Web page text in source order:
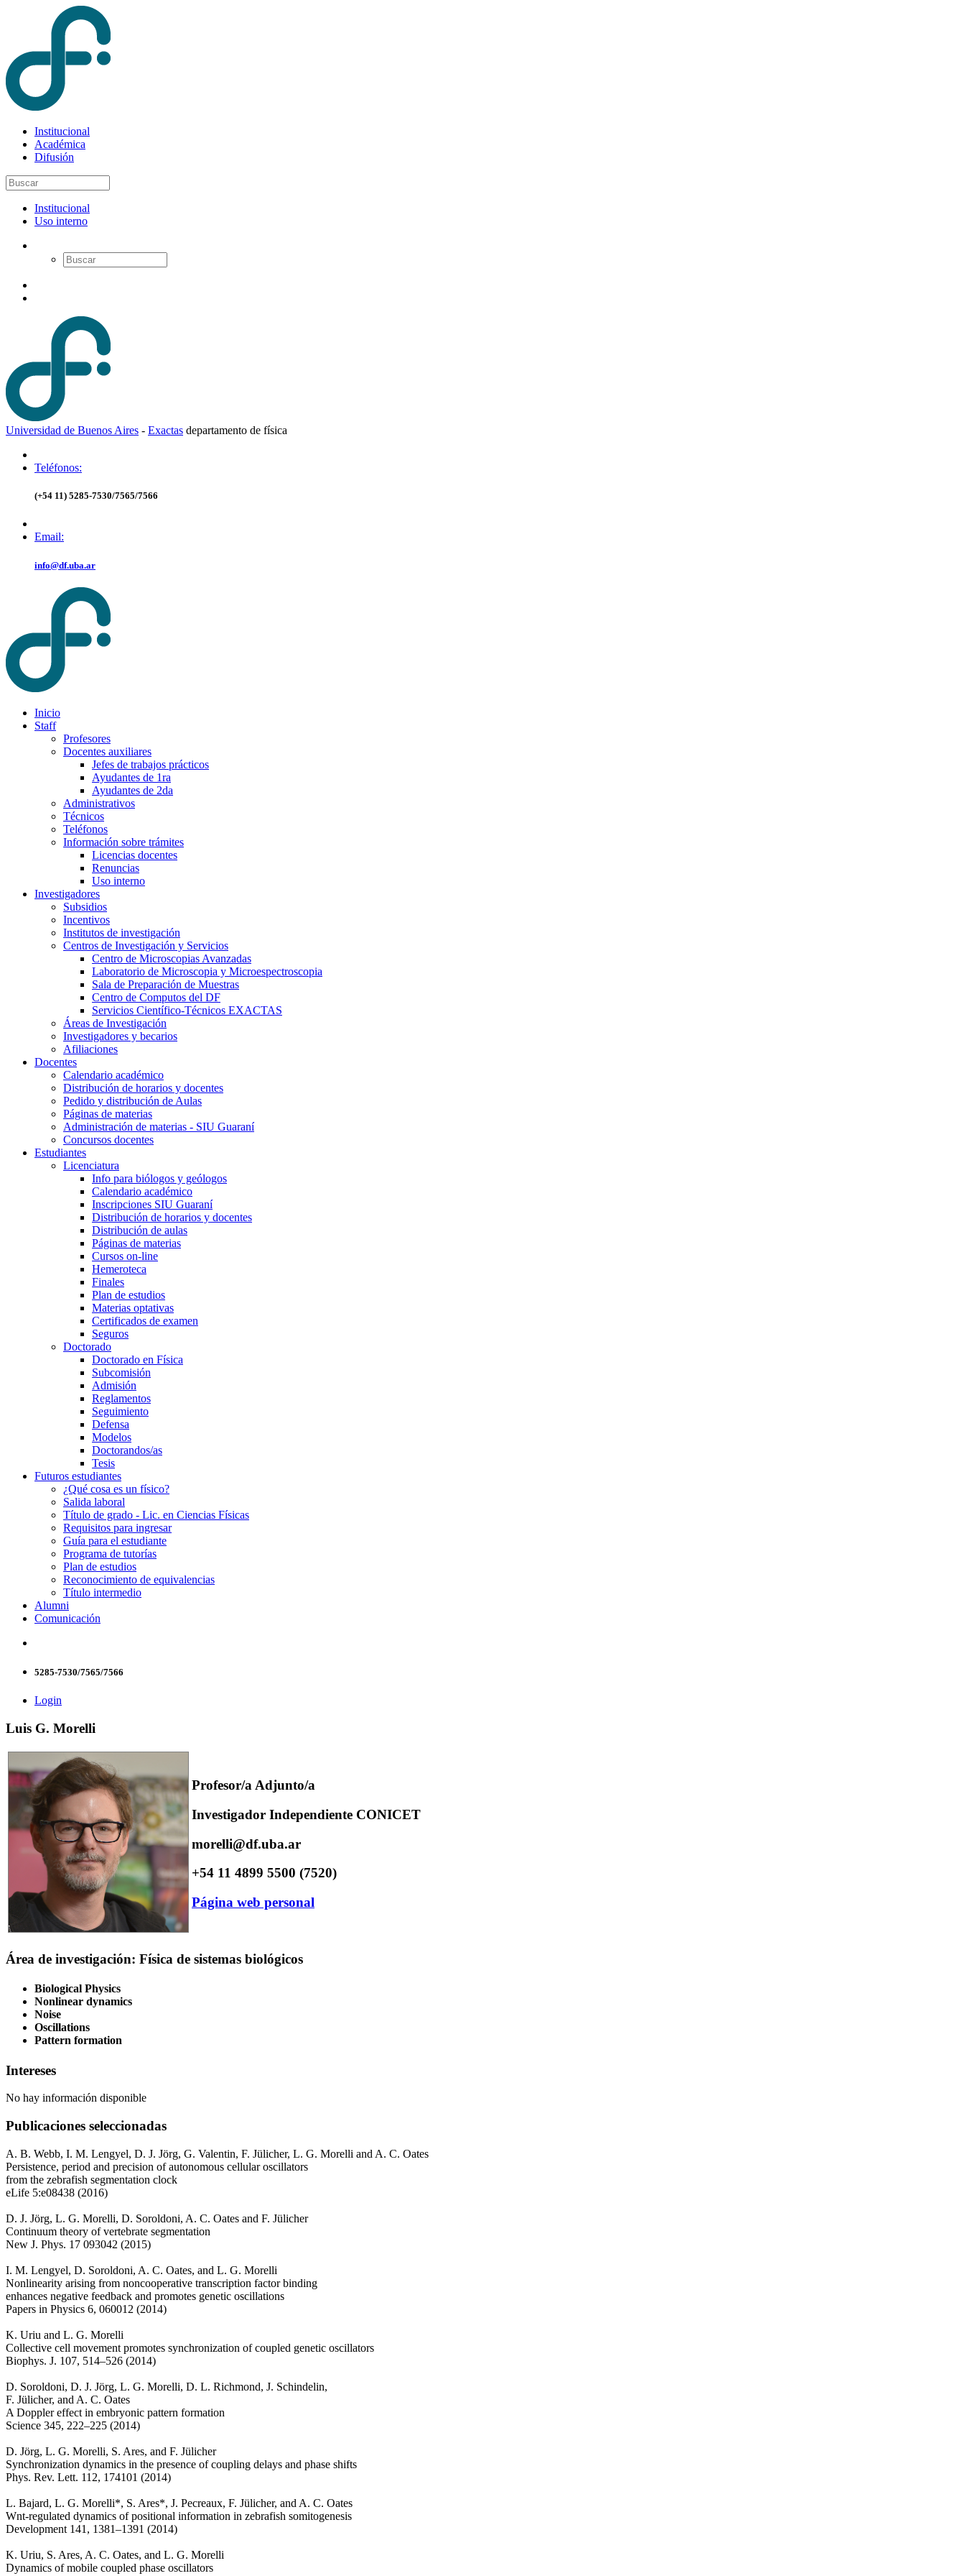
Institucional
Académica
Difusión
Institucional
Uso interno
Universidad de Buenos Aires - Exactas departamento de física
Teléfonos:
(+54 11) 5285-7530/7565/7566
Email:
info@df.uba.ar
Inicio
Staff
Profesores
Docentes auxiliares
Jefes de trabajos prácticos
Ayudantes de 1ra
Ayudantes de 2da
Administrativos
Técnicos
Teléfonos
Información sobre trámites
Licencias docentes
Renuncias
Uso interno
Investigadores
Subsidios
Incentivos
Institutos de investigación
Centros de Investigación y Servicios
Centro de Microscopias Avanzadas
Laboratorio de Microscopia y Microespectroscopia
Sala de Preparación de Muestras
Centro de Computos del DF
Servicios Científico-Técnicos EXACTAS
Áreas de Investigación
Investigadores y becarios
Afiliaciones
Docentes
Calendario académico
Distribución de horarios y docentes
Pedido y distribución de Aulas
Páginas de materias
Administración de materias - SIU Guaraní
Concursos docentes
Estudiantes
Licenciatura
Info para biólogos y geólogos
Calendario académico
Inscripciones SIU Guaraní
Distribución de horarios y docentes
Distribución de aulas
Páginas de materias
Cursos on-line
Hemeroteca
Finales
Plan de estudios
Materias optativas
Certificados de examen
Seguros
Doctorado
Doctorado en Física
Subcomisión
Admisión
Reglamentos
Seguimiento
Defensa
Modelos
Doctorandos/as
Tesis
Futuros estudiantes
¿Qué cosa es un físico?
Salida laboral
Título de grado - Lic. en Ciencias Físicas
Requisitos para ingresar
Guía para el estudiante
Programa de tutorías
Plan de estudios
Reconocimiento de equivalencias
Título intermedio
Alumni
Comunicación
5285-7530/7565/7566
Login
Luis G. Morelli
Profesor/a Adjunto/a
Investigador Independiente CONICET
morelli@df.uba.ar
+54 11 4899 5500 (7520)
Página web personal
Área de investigación: Física de sistemas biológicos
Biological Physics
Nonlinear dynamics
Noise
Oscillations
Pattern formation
Intereses
No hay información disponible
Publicaciones seleccionadas
A. B. Webb, I. M. Lengyel, D. J. Jörg, G. Valentin, F. Jülicher, L. G. Morelli and A. C. Oates
Persistence, period and precision of autonomous cellular oscillators
from the zebrafish segmentation clock
eLife 5:e08438 (2016)
D. J. Jörg, L. G. Morelli, D. Soroldoni, A. C. Oates and F. Jülicher
Continuum theory of vertebrate segmentation
New J. Phys. 17 093042 (2015)
I. M. Lengyel, D. Soroldoni, A. C. Oates, and L. G. Morelli
Nonlinearity arising from noncooperative transcription factor binding
enhances negative feedback and promotes genetic oscillations
Papers in Physics 6, 060012 (2014)
K. Uriu and L. G. Morelli
Collective cell movement promotes synchronization of coupled genetic oscillators
Biophys. J. 107, 514–526 (2014)
D. Soroldoni, D. J. Jörg, L. G. Morelli, D. L. Richmond, J. Schindelin,
F. Jülicher, and A. C. Oates
A Doppler effect in embryonic pattern formation
Science 345, 222–225 (2014)
D. Jörg, L. G. Morelli, S. Ares, and F. Jülicher
Synchronization dynamics in the presence of coupling delays and phase shifts
Phys. Rev. Lett. 112, 174101 (2014)
L. Bajard, L. G. Morelli*, S. Ares*, J. Pecreaux, F. Jülicher, and A. C. Oates
Wnt-regulated dynamics of positional information in zebrafish somitogenesis
Development 141, 1381–1391 (2014)
K. Uriu, S. Ares, A. C. Oates, and L. G. Morelli
Dynamics of mobile coupled phase oscillators